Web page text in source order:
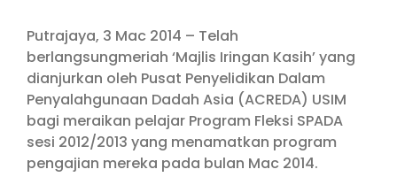
Putrajaya, 3 Mac 2014 – Telah
berlangsungmeriah ‘Majlis Iringan Kasih’ yang
dianjurkan oleh Pusat Penyelidikan Dalam
Penyalahgunaan Dadah Asia (ACREDA) USIM
bagi meraikan pelajar Program Fleksi SPADA
sesi 2012/2013 yang menamatkan program
pengajian mereka pada bulan Mac 2014.